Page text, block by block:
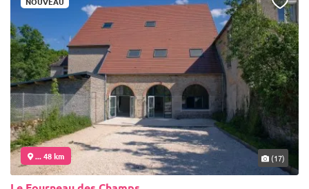
... 48 km (17)